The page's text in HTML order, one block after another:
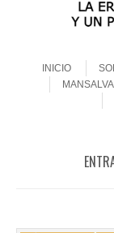
MenuINICIO
MANSALVA